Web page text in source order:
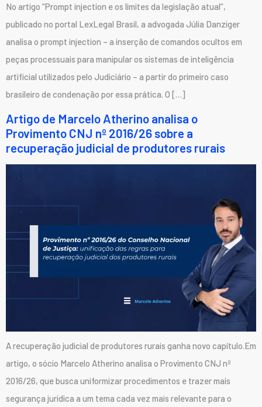
No artigo “Prompt injection e os limites da legislação atual”,
publicado no portal LexLegal Brasil, a advogada Júlia Danziger
analisa o prompt injection – a inserção de comandos ocultos em
peças processuais para manipular os sistemas de inteligência
artificial utilizados pelo Judiciário – a partir do primeiro caso
brasileiro de condenação por essa prática. O […]
Artigo de Marcelo Atherino analisa o
Provimento CNJ nº 2016/26 sobre a
recuperação judicial de produtores rurais
A recuperação judicial de produtores rurais ganha novo capítulo.Em
artigo, o sócio Marcelo Atherino analisa o Provimento CNJ nº
2016/26, que busca uniformizar procedimentos e trazer mais
segurança jurídica a um tema cada vez mais relevante para o